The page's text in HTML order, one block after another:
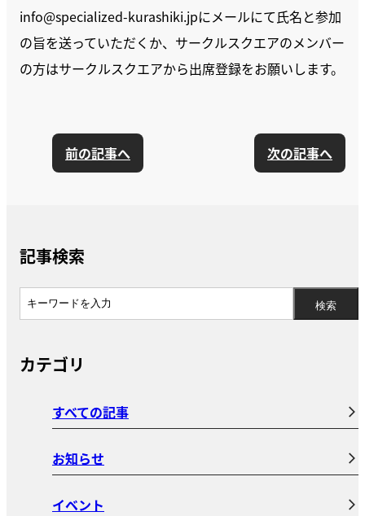
info@specialized-kurashiki.jpにメールにて氏名と参加
の旨を送っていただくか、サークルスクエアのメンバー
の方はサークルスクエアから出席登録をお願いします。
前の記事へ 次の記事へ
記事検索
カテゴリ
すべての記事
お知らせ
イベント